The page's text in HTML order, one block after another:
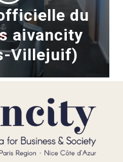
du
aivancity
Villejuif)